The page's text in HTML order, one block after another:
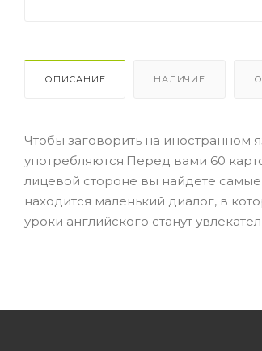
ОПИСАНИЕ НАЛИЧИЕ
Чтобы заговорить на иностранном
употребляются.Перед вами 60
лицевой стороне вы найдете
находится маленький диалог, в
уроки английского станут